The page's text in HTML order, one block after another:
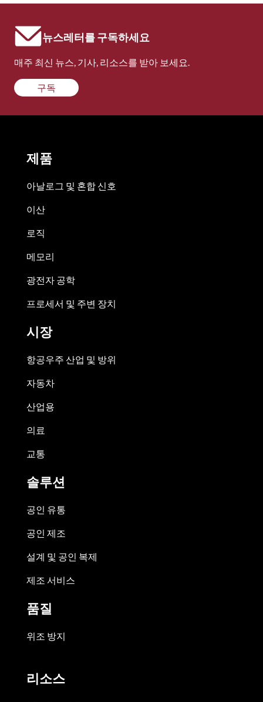
뉴스레터를 구독하세요
매주 최신 뉴스, 기사, 리소스를 받아 보세요.
구독
제품
아날로그 및 혼합 신호
이산
로직
메모리
광전자 공학
프로세서 및 주변 장치
시장
항공우주 산업 및 방위
자동차
산업용
의료
교통
솔루션
공인 유통
공인 제조
설계 및 공인 복제
제조 서비스
품질
위조 방지
리소스